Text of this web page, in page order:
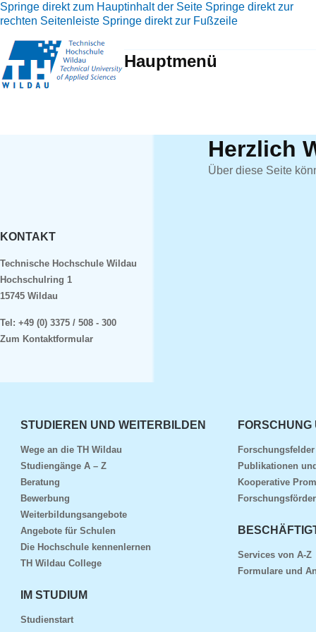
Springe direkt zum Hauptinhalt der Seite Springe direkt zur
rechten Seitenleiste Springe direkt zur Fußzeile
Hauptmenü
Herzlich
Über diese Seite
KONTAKT
Technische Hochschule Wildau
Hochschulring 1
15745 Wildau
Tel: +49 (0) 3375 / 508 - 300
Zum Kontaktformular
STUDIEREN UND WEITERBILDEN
Wege an die TH Wildau
Studiengänge A – Z
Beratung
Bewerbung
Weiterbildungsangebote
Angebote für Schulen
Die Hochschule kennenlernen
TH Wildau College
IM STUDIUM
Studienstart
Publikationen
Kooperative
Services von A-Z
Formulare und